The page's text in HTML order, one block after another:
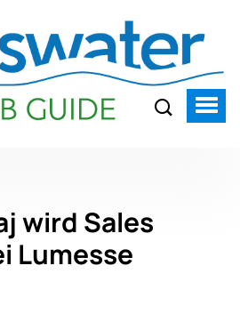
wird Sales
Lumesse